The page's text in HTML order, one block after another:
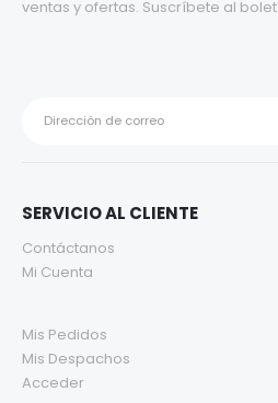
ventas y ofertas. Suscríbete al
SERVICIO AL CLIENTE
Contáctanos
Mi Cuenta
Mis Pedidos
Mis Despachos
Acceder